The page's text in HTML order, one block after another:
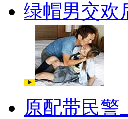
绿帽男交欢
原配带民警